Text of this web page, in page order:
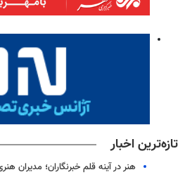
تازه‌ترین اخبار
هنر در آینه قلم خبرنگاران؛ مدیران